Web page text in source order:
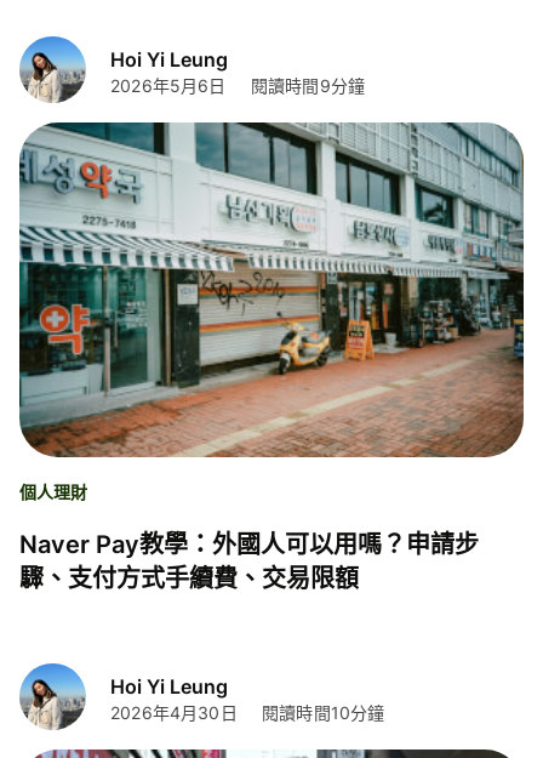
到最合適的存款計劃。
Hoi Yi Leung
2026年5月6日 閱讀時間9分鐘
個人理財
Naver Pay教學：外國人可以用嗎？申請步
驟、支付方式手續費、交易限額
Hoi Yi Leung
2026年4月30日 閱讀時間10分鐘